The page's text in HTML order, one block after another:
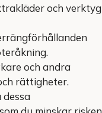
och verktyg
och andra
rättigheter.